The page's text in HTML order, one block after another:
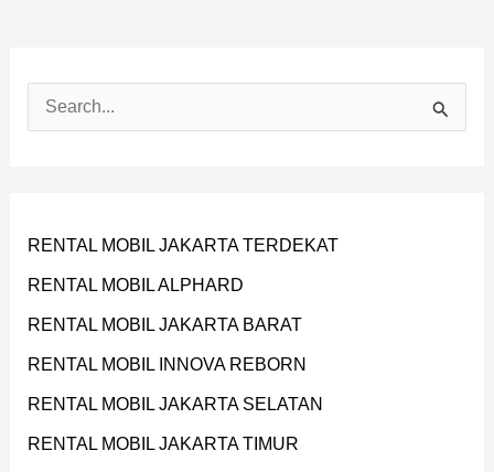
U
N
T
U
K
RENTAL MOBIL JAKARTA TERDEKAT
RENTAL MOBIL ALPHARD
RENTAL MOBIL JAKARTA BARAT
RENTAL MOBIL INNOVA REBORN
RENTAL MOBIL JAKARTA SELATAN
RENTAL MOBIL JAKARTA TIMUR